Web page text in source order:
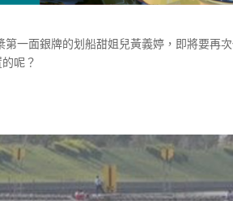
一面銀牌的划船甜姐兒黃義婷，即將要再
呢？